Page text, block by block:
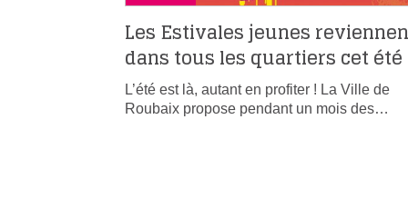
Les Estivales jeunes
dans tous les quartiers cet été
L’été est là, autant en profiter ! La Ville de
Roubaix propose pendant un mois des…